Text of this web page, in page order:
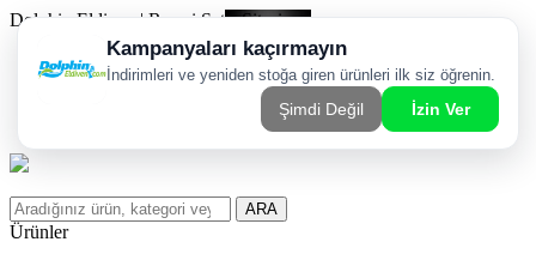
Dolphin Eldiven | Resmi Satış Sitesi
Kargom Nerede?
WhatsApp Sipariş Hattı
ARA
Ürünler